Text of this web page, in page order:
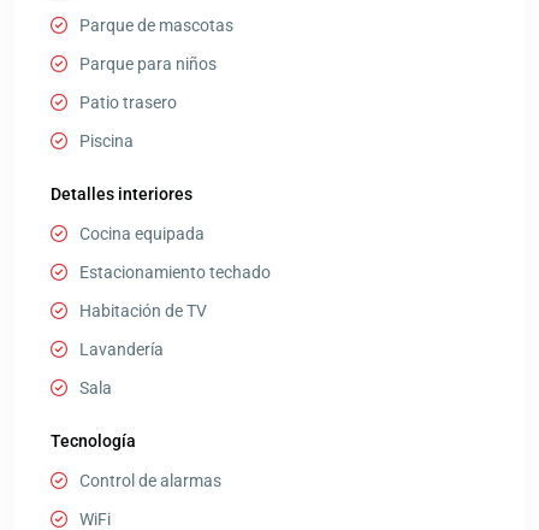
Parque de mascotas
Parque para niños
Patio trasero
Piscina
Detalles interiores
Cocina equipada
Estacionamiento techado
Habitación de TV
Lavandería
Sala
Tecnología
Control de alarmas
WiFi